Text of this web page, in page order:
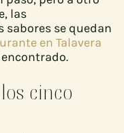
las
sabores se quedan
en Talavera
cinco